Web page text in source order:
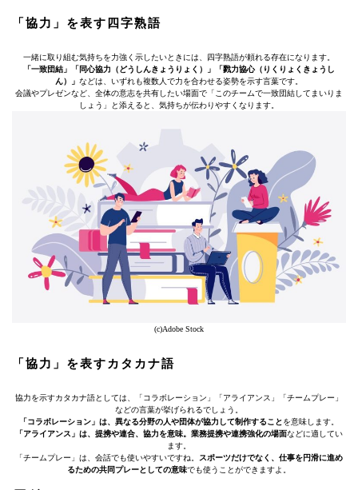
「協力」を表す四字熟語
一緒に取り組む気持ちを力強く示したいときには、四字熟語が頼れる存在になります。
「一致団結」「同心協力（どうしんきょうりょく）」「戮力協心（りくりょくきょうし
ん）」 などは、いずれも複数人で力を合わせる姿勢を示す言葉です。
会議やプレゼンなど、全体の意志を共有したい場面で「このチームで一致団結してまいりま
しょう」と添えると、気持ちが伝わりやすくなります。
(c)Adobe Stock
「協力」を表すカタカナ語
協力を示すカタカナ語としては、「コラボレーション」「アライアンス」「チームプレー」
などの言葉が挙げられるでしょう。
「コラボレーション」は、異なる分野の人や団体が協力して制作することを意味します。
「アライアンス」は、提携や連合、協力を意味。業務提携や連携強化の場面などに適してい
ます。
「チームプレー」は、会話でも使いやすいですね。 スポーツだけでなく、仕事を円滑に進め
るための共同プレーとしての意味でも使うことができますよ。